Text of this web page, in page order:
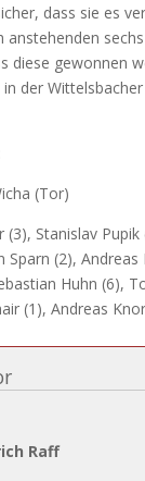
dass sie es
anstehenden
diese gewonnen
der
(Tor)
Stanislav Pupik
Sparn (2), Andreas
Huhn (6),
(1), Andreas
Raff